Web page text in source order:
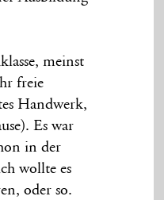
meinst
freie
Handwerk,
Es war
in der
wollte es
oder so.